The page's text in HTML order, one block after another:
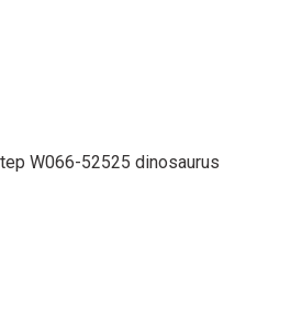
W066-52525 dinosaurus